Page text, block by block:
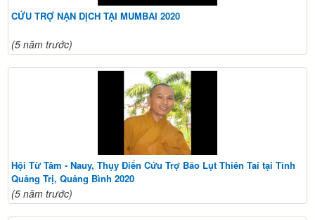
CỨU TRỢ NẠN DỊCH TẠI MUMBAI 2020
(5 năm trước)
Hội Từ Tâm - Nauy, Thụy Điển Cứu Trợ Bão Lụt Thiên Tai tại Tỉnh
Quảng Trị, Quảng Bình 2020
(5 năm trước)